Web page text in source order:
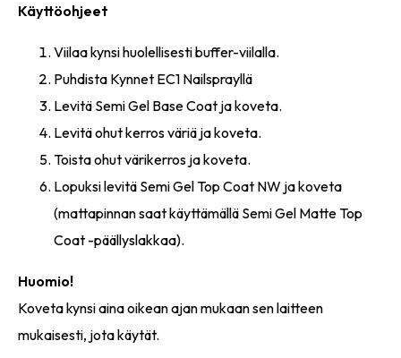
Käyttöohjeet
Viilaa kynsi huolellisesti buffer-viilalla.
Puhdista Kynnet EC1 Nailsprayllä
Levitä Semi Gel Base Coat ja koveta.
Levitä ohut kerros väriä ja koveta.
Toista ohut värikerros ja koveta.
Lopuksi levitä Semi Gel Top Coat NW ja koveta
(mattapinnan saat käyttämällä Semi Gel Matte Top
Coat -päällyslakkaa).
Huomio!
Koveta kynsi aina oikean ajan mukaan sen laitteen
mukaisesti, jota käytät.